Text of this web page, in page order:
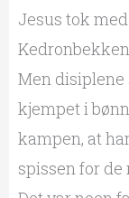
Jesus tok
Men disiplene
kjempet i
kampen, at
spissen for de